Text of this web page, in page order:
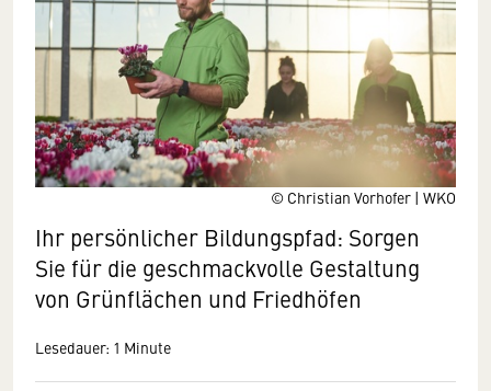
© Christian Vorhofer | WKO
Ihr persönlicher Bildungspfad: Sorgen
Sie für die geschmackvolle Gestaltung
von Grünflächen und Friedhöfen
Lesedauer: 1 Minute